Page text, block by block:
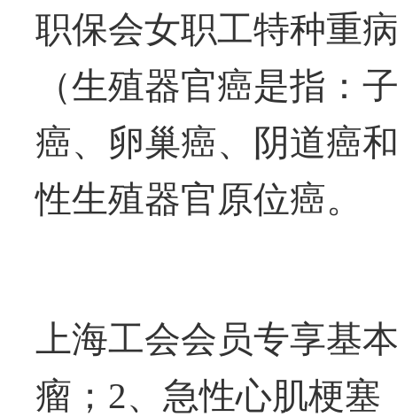
职保会女职工特种重
（生殖器官癌是指：
癌、卵巢癌、阴道癌
性生殖器官原位癌。
上海工会会员专享基
瘤； 2、急性心肌梗塞